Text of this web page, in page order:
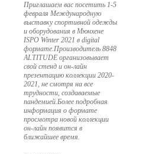
Приглашаем вас посетить 1-5
февраля Международную
выставку спортивной одежды
и оборудования в Мюнхене
ISPO Winter 2021 в digital
формате.Производитель 8848
ALTITUDE организовывает
свой стенд и он-лайн
презентацию коллекции 2020-
2021, не смотря на все
трудности, создаваемые
пандемией.Более подробная
информация о формате
просмотра новой коллекции
он-лайн появится в
ближайшее время.